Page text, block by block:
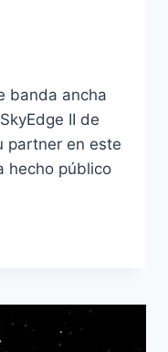
banda ancha
II de
partner en este
hecho público